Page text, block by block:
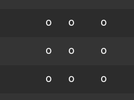
0 0 0
0 0 0
0 0 0